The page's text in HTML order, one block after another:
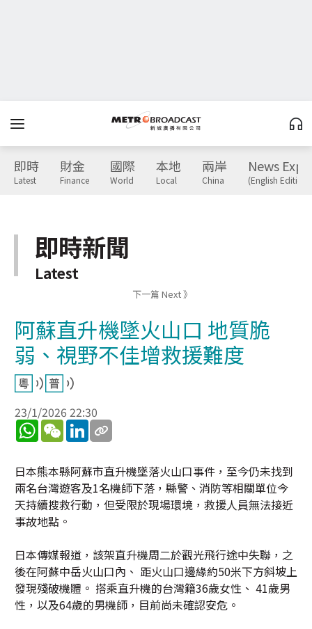
即時
Latest
財金
Finance
國際
World
本地
Local
兩岸
China
News
(English Edition)
即時新聞
Latest
下一篇 Next 》
阿蘇直升機墜火山口 地質脆
弱、視野不佳增救援難度
23/1/2026 22:30
WhatsApp
WeChatLinkedIn
日本熊本縣阿蘇市直升機墜落火山口事件，至今仍未找到
兩名台灣遊客及1名機師下落，縣警、消防等相關單位今
天持續搜救行動，但受限於現場環境，救援人員無法接近
事故地點。
日本傳媒報道，該架直升機周二於觀光飛行途中失聯，之
後在阿蘇中岳火山口內、 距火山口邊緣約50米下方斜坡上
發現殘破機體。 搭乘直升機的台灣籍36歲女性、 41歲男
性，以及64歲的男機師，目前尚未確認安危。